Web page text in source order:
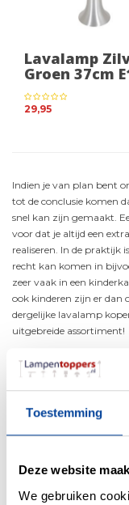
Toestemming
Deze website
We gebruiken
Lavalamp
Groen 37cm
29,95
Indien je van plan bent
tot de conclusie komen
snel kan zijn gemaakt.
voor dat je altijd een
realiseren. In de praktijk
recht kan komen in
zeer vaak in een
ook kinderen zijn er dan
dergelijke lavalamp
uitgebreide assortiment!
Een
altijd
uitstraling
in het jaar 1963. Ze
eenvoudigweg bestond